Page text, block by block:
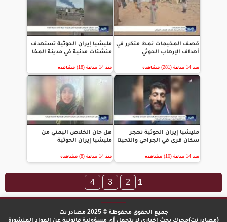
قصف المخيمات نمط متكرر في
أهداف الإرهاب الحوثي
منذ 14 ساعة (281) مشاهده
مليشيا إيران الحوثية تستهدف
منشئات مدنية في مدينة المخا
منذ 14 ساعة (18) مشاهده
مليشيا إيران الحوثية تهجر
سكان قرى في الجراحي والتحيتا
منذ 14 ساعة (10) مشاهده
هل حان الخلاص اليمني من
مليشيا إيران الحوثية
منذ 14 ساعة (8) مشاهده
1
2
3
4
جميع الحقوق محفوظة © 2025 مصادر نت
(مصادر نت)محرك بحث إخباري لا يتحمل أي مسؤولية قانونية عن المواد المنشورة